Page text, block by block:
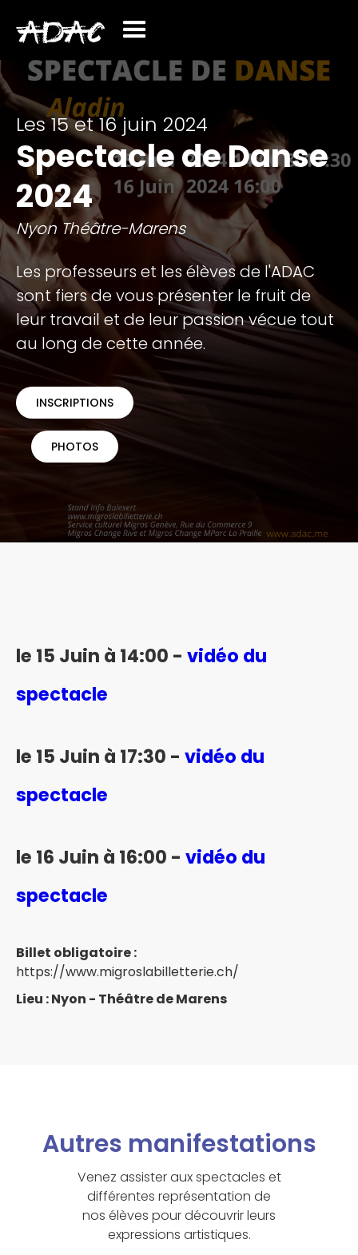
Les 15 et 16 juin 2024
Spectacle de Danse
2024
Nyon Théâtre-Marens
Les professeurs et les élèves de l'ADAC
sont fiers de vous présenter le fruit de
leur travail et de leur passion vécue tout
au long de cette année.
INSCRIPTIONS
PHOTOS
le 15 Juin à 14:00 - vidéo du
spectacle
le 15 Juin à 17:30 - vidéo du
spectacle
le 16 Juin à 16:00 - vidéo du
spectacle
Billet obligatoire :
https://www.migroslabilletterie.ch/
Lieu : Nyon - Théâtre de Marens
Autres manifestations
Venez assister aux spectacles et
différentes représentation de
nos élèves pour découvrir leurs
expressions artistiques.